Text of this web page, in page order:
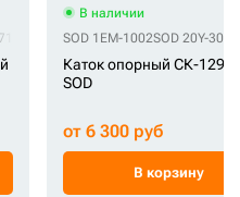
GE 17A-30-00610GE 17A-30-00611
В наличии
SOD 1EM-1002SOD 20Y-30-
Каток опорный СК-
SOD
от 6 300 руб
В корзину